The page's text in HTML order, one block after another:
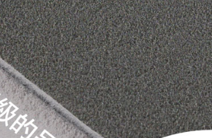
交易，需依本服務之必要範圍內提供個人資料，並將交
求債權轉讓予恩沛科技股份有限公司。
２．關於個人資料處理事宜，請瀏覽以下網址：
https://aftee.tw/terms/#terms3
３．未成年的使用者請事先徵得法定代理人或監護人之
「AFTEE先享後付」，若未經同意申辦者引起之損失，
任。
４．使用「AFTEE先享後付」時，將依據個別帳號之用
即時審查核予不同之上限額度；若仍有額度不足之情形
結果請求用戶進行身份認證。
５．嚴禁一人註冊多個帳號或使用他人資訊註冊。若發
貓貨到付款
筆NT$150，滿NT$1,000(含以上)免運費